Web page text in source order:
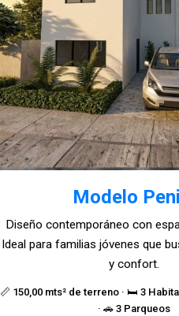
Modelo
📏 150,00 mts² de terreno · 🛏️ 3
· 🚗 3 Parqueos
Diseño contemporáneo con
Ideal para familias jóvenes que
y confort.